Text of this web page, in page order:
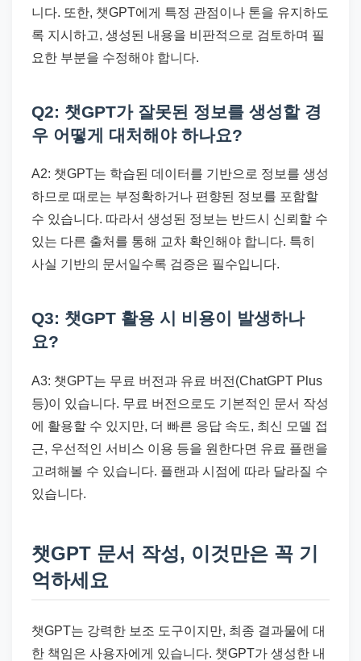
니다. 또한, 챗GPT에게 특정 관점이나 톤을 유지하도
록 지시하고, 생성된 내용을 비판적으로 검토하며 필
요한 부분을 수정해야 합니다.
Q2: 챗GPT가 잘못된 정보를 생성할 경
우 어떻게 대처해야 하나요?
A2: 챗GPT는 학습된 데이터를 기반으로 정보를 생성
하므로 때로는 부정확하거나 편향된 정보를 포함할
수 있습니다. 따라서 생성된 정보는 반드시 신뢰할 수
있는 다른 출처를 통해 교차 확인해야 합니다. 특히
사실 기반의 문서일수록 검증은 필수입니다.
Q3: 챗GPT 활용 시 비용이 발생하나
요?
A3: 챗GPT는 무료 버전과 유료 버전(ChatGPT Plus
등)이 있습니다. 무료 버전으로도 기본적인 문서 작성
에 활용할 수 있지만, 더 빠른 응답 속도, 최신 모델 접
근, 우선적인 서비스 이용 등을 원한다면 유료 플랜을
고려해볼 수 있습니다. 플랜과 시점에 따라 달라질 수
있습니다.
챗GPT 문서 작성, 이것만은 꼭 기
억하세요
챗GPT는 강력한 보조 도구이지만, 최종 결과물에 대
한 책임은 사용자에게 있습니다. 챗GPT가 생성한 내